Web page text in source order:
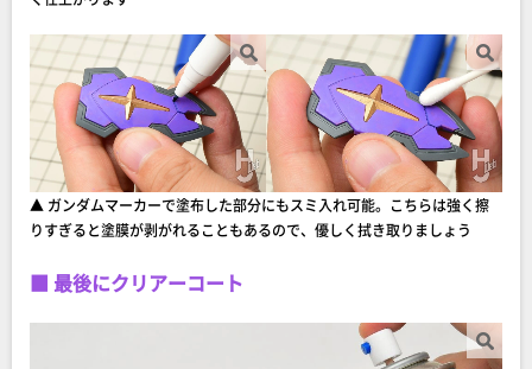
▲ ガンダムマーカーで塗布した部分にもスミ入れ可能。こちらは強く擦
りすぎると塗膜が剥がれることもあるので、優しく拭き取りましょう
■ 最後にクリアーコート